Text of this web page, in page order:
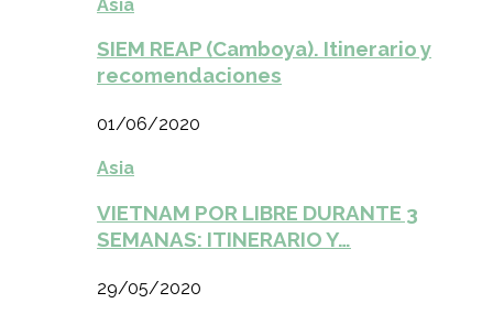
Asia
SIEM REAP (Camboya). Itinerario y
recomendaciones
01/06/2020
Asia
VIETNAM POR LIBRE DURANTE 3
SEMANAS: ITINERARIO Y…
29/05/2020